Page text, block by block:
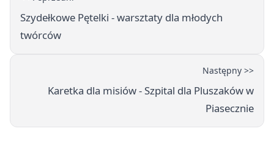
Szydełkowe Pętelki - warsztaty dla młodych
twórców
Następny >>
Karetka dla misiów - Szpital dla Pluszaków w
Piasecznie